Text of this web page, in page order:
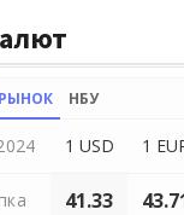
НБУ
1 USD 1
41.33